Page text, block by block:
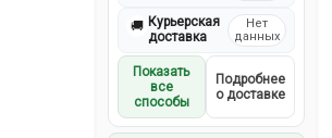
🚚 Курьерская
доставка
Нет
данных
Показать
все
способы
Подробнее
о доставке